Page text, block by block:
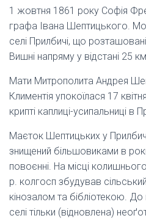
1 жовтня 1861 року Софія
графа Івана Шептицького.
селі Прилбичі, що
Вишні напряму у відстані 25
Мати Митрополита Андрея
Климентія упокоїлася 17
крипті каплиці-усипальниці в
Маєток Шептицьких у
знищений більшовиками в роки
повоєнні. На місці
р. колгосп збудував
кінозалом та бібліотекою.
селі тільки (відновлена)